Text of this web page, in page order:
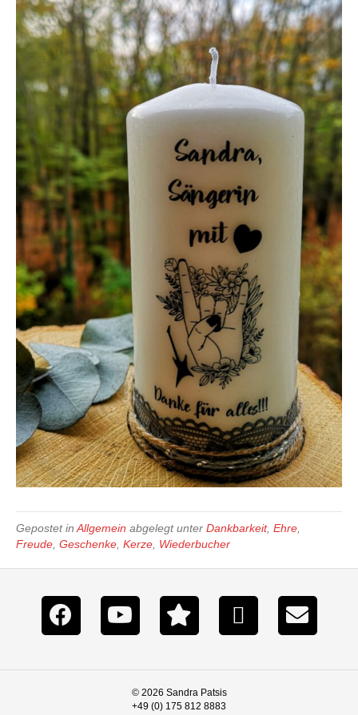
Gepostet inAllgemein abgelegt unter Dankbarkeit, Ehre,
Freude, Geschenke, Kerze, Wiederbucher
© 2026 Sandra Patsis
+49 (0) 175 812 8883